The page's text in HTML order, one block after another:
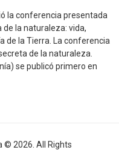
la conferencia presentada
de la naturaleza: vida,
de la Tierra. La conferencia
de la naturaleza.
se publicó primero en
© 2026. All Rights